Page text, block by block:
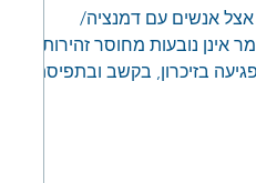
אצל אנשים עם דמנציה/
אינן נובעות מחוסר זהירות,
בזיכרון, בקשב ובתפיסת